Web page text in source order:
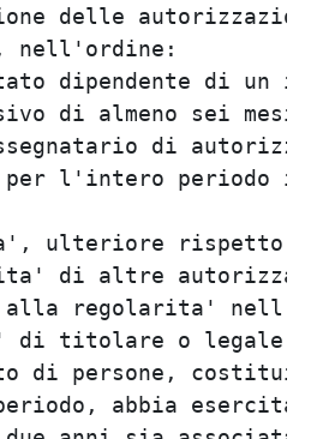
delle
nell'ordine:
dipendente di un
di almeno sei mesi;
di
l'intero periodo il
ulteriore rispetto
di altre
alla regolarita'
titolare o legale
di persone, costituita
abbia